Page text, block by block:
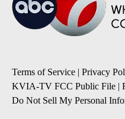
Terms of Service | Privacy
KVIA-TV FCC Public File |
Do Not Sell My Personal